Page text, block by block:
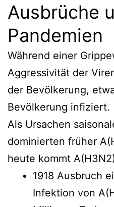
Ausbrüche
Pandemien
Während einer
Aggressivität der
der Bevölkerung,
Bevölkerung infiziert.
Als Ursachen
dominierten früher
heute kommt
1918 Ausbruch
Infektion von